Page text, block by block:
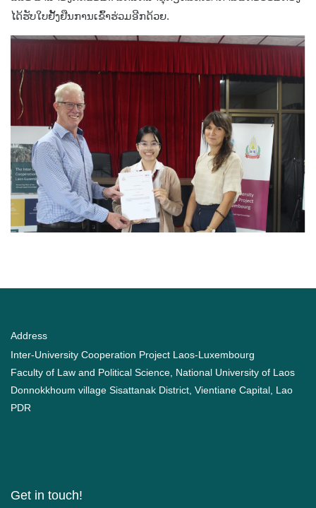
ໄດ້ຮັບໃບຢັ້ງຢືນການເຂົ້າຮ່ວມອີກດ້ວຍ.
Address
Inter-University Cooperation Project Laos-Luxembourg
Faculty of Law and Political Science, National University of Laos
Donnokkhoum village Sisattanak District, Vientiane Capital, Lao
PDR
Get in touch!